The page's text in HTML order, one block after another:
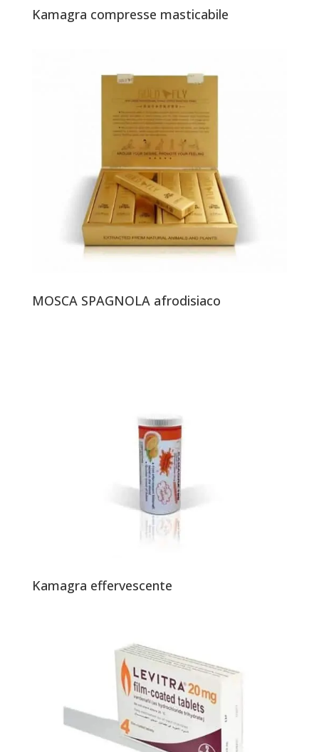
Kamagra compresse masticabile
MOSCA SPAGNOLA afrodisiaco
Kamagra effervescente